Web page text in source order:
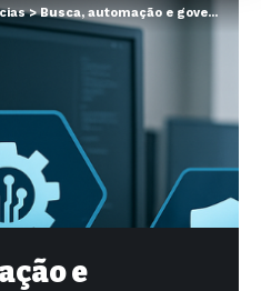
>Busca, automação e governança: A nova tríade da produtividade
e